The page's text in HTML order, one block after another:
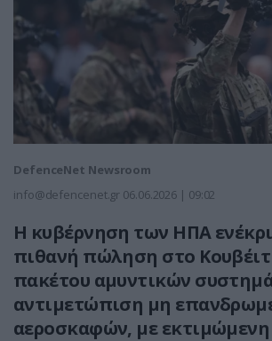
DefenceNet Newsroom
info@defencenet.gr 06.06.2026 | 09:02
Η κυβέρνηση των ΗΠΑ
πιθανή πώληση στο Κουβέιτ
πακέτου αμυντικών
αντιμετώπιση μη
αεροσκαφών, με εκτιμώμενη